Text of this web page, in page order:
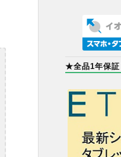
★全品1年保証